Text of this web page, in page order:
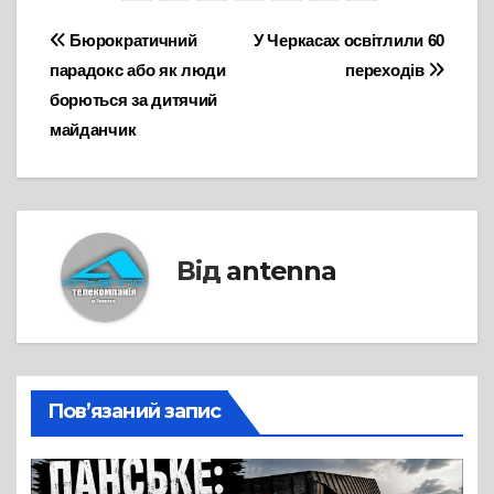
Навігація
записів
У Черкасах освітлили 60
переходів
Бюрократичний
парадокс або як люди
борються за дитячий
майданчик
Від antenna
Пов’язаний запис